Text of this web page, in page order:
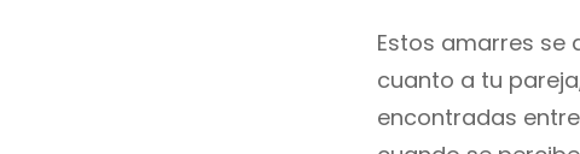
Estos amarres se
cuanto a tu
encontradas